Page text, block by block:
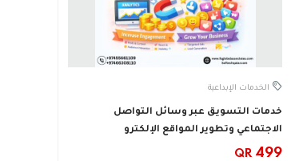
الخدمات الإبداعية
خدمات التسويق عبر وسائل التواصل
الاجتماعي وتطوير المواقع الإلكترو
QR 499